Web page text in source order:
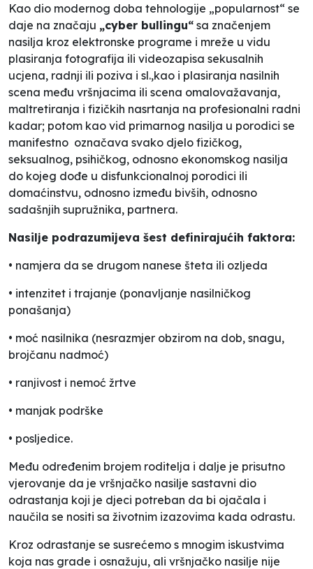
Kao dio modernog doba tehnologije „popularnost“ se
daje na značaju „cyber bullingu“ sa značenjem
nasilja kroz elektronske programe i mreže u vidu
plasiranja fotografija ili videozapisa sekusalnih
ucjena, radnji ili poziva i sl.,kao i plasiranja nasilnih
scena među vršnjacima ili scena omalovažavanja,
maltretiranja i fizičkih nasrtanja na profesionalni radni
kadar; potom kao vid primarnog nasilja u porodici se
manifestno označava svako djelo fizičkog,
seksualnog, psihičkog, odnosno ekonomskog nasilja
do kojeg dođe u disfunkcionalnoj porodici ili
domaćinstvu, odnosno između bivših, odnosno
sadašnjih supružnika, partnera.
Nasilje podrazumijeva šest definirajućih faktora:
• namjera da se drugom nanese šteta ili ozljeda
• intenzitet i trajanje (ponavljanje nasilničkog
ponašanja)
• moć nasilnika (nesrazmjer obzirom na dob, snagu,
brojčanu nadmoć)
• ranjivost i nemoć žrtve
• manjak podrške
• posljedice.
Među određenim brojem roditelja i dalje je prisutno
vjerovanje da je vršnjačko nasilje sastavni dio
odrastanja koji je djeci potreban da bi ojačala i
naučila se nositi sa životnim izazovima kada odrastu.
Kroz odrastanje se susrećemo s mnogim iskustvima
koja nas grade i osnažuju, ali vršnjačko nasilje nije